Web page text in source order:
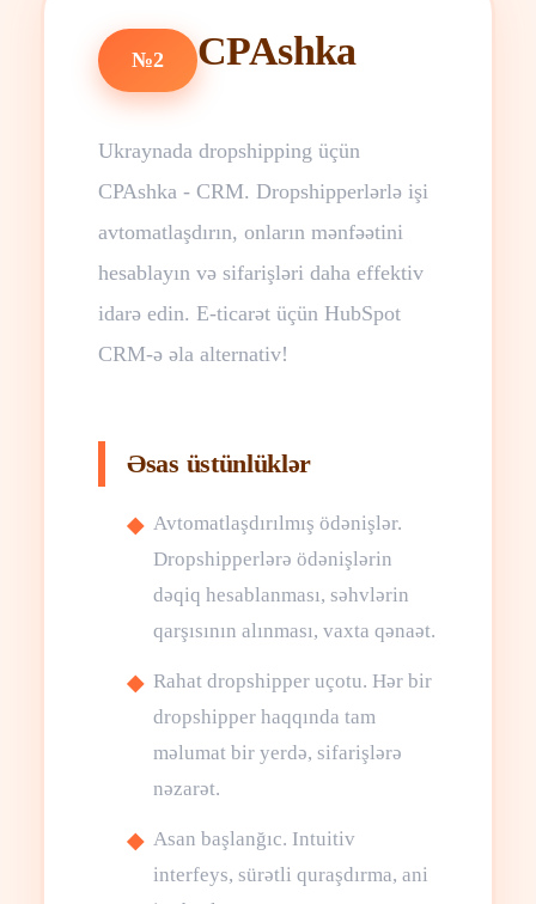
№2 CPAshka
Ukraynada dropshipping üçün
CPAshka - CRM. Dropshipperlərlə işi
avtomatlaşdırın, onların mənfəətini
hesablayın və sifarişləri daha effektiv
idarə edin. E-ticarət üçün HubSpot
CRM-ə əla alternativ!
Əsas üstünlüklər
Avtomatlaşdırılmış ödənişlər.
Dropshipperlərə ödənişlərin
dəqiq hesablanması, səhvlərin
qarşısının alınması, vaxta qənaət.
Rahat dropshipper uçotu. Hər bir
dropshipper haqqında tam
məlumat bir yerdə, sifarişlərə
nəzarət.
Asan başlanğıc. Intuitiv
interfeys, sürətli quraşdırma, ani